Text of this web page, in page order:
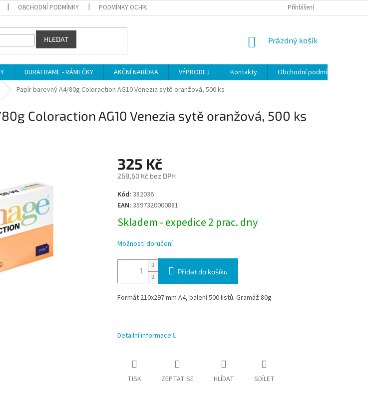
OBCHODNÍ PODMÍNKY PODMÍNKY OCHRANY OSOBNÍCH ÚDAJŮ Přihlášení
HLEDAT
NÁKUPNÍ
Prázdný košík
DURAFRAME - RÁMEČKY AKČNÍ NABÍDKA VÝPRODEJ Kontakty
Obchodní podmínky
Papír barevný A4/80g Coloraction AG10 Venezia sytě oranžová, 500 ks
Coloraction AG10 Venezia sytě oranžová, 500 ks
325 Kč
268,60 Kč bez DPH
Měrná
cena:
Kód: 382036
EAN: 3597320000881
Skladem - expedice 2 prac. dny
Možnosti doručení
Přidat do košíku
Formát 210x297 mm A4, balení 500 listů. Gramáž 80g
Detailní informace
TISK ZEPTAT SE HLÍDAT SDÍLET